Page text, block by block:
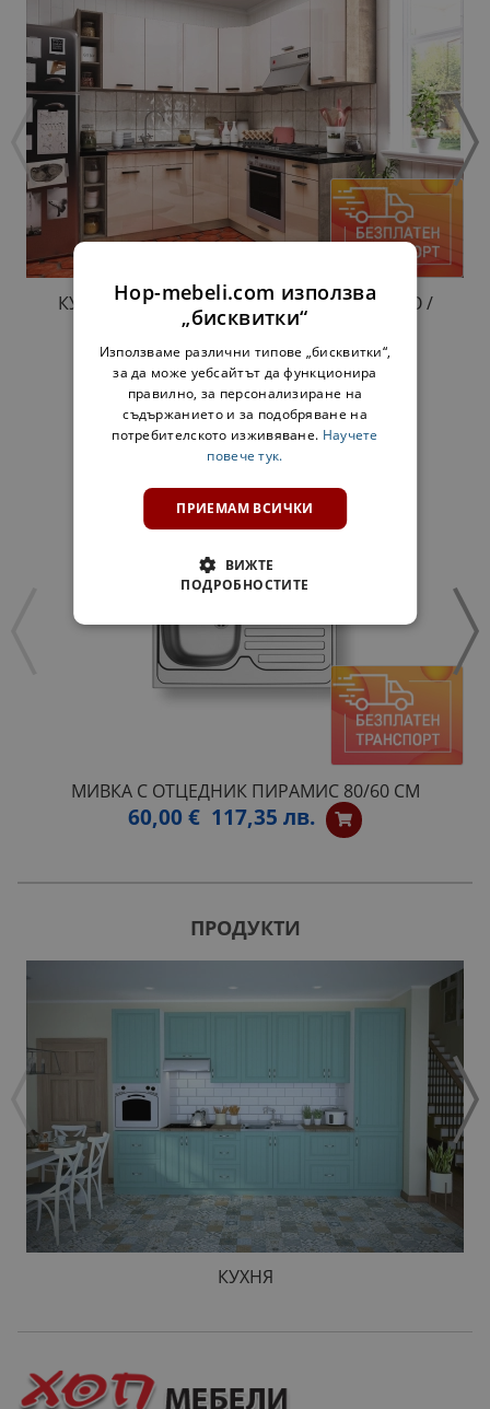
КУХНЯ МАРТА ЛУКС 190 / 190 СМ - БЕЖОВО /
КОЛОНИАЛЕН ДЪБ
928,00 € 1815,01 лв.
ДОПЪЛНИ КОМПЛЕКТ:
MИВКА С ОТЦЕДНИК ПИРАМИС 80/60 СМ
60,00 € 117,35 лв.
ПРОДУКТИ
КУХНЯ
Hop-mebeli.com използва
„бисквитки“
Използваме различни типове „бисквитки“,
за да може уебсайтът да функционира
правилно, за персонализиране на
съдържанието и за подобряване на
потребителското изживяване. Научете
повече тук.
ПРИЕМАМ ВСИЧКИ
ВИЖТЕ
ПОДРОБНОСТИТЕ